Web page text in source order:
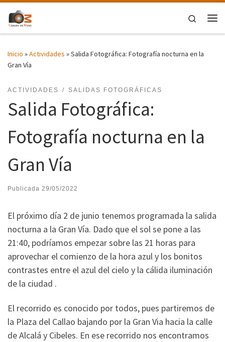
Saltar al contenido
Search
Inicio »Actividades »Salida Fotográfica: Fotografía nocturna en la
Gran Vía
ACTIVIDADES SALIDAS FOTOGRÁFICAS
Salida Fotográfica:
Fotografía nocturna en la
Gran Vía
Publicada 29/05/2022
El próximo día 2 de junio tenemos programada la salida
nocturna a la Gran Vía. Dado que el sol se pone a las
21:40, podríamos empezar sobre las 21 horas para
aprovechar el comienzo de la hora azul y los bonitos
contrastes entre el azul del cielo y la cálida iluminación
de la ciudad .
El recorrido es conocido por todos, pues partiremos de
la Plaza del Callao bajando por la Gran Via hacia la calle
de Alcalá y Cibeles. En ese recorrido nos encontramos